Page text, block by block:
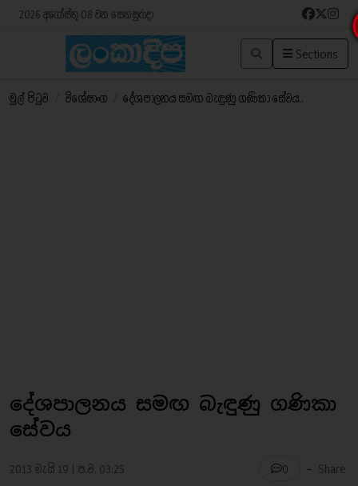
2026 අගෝස්තු 08 වන සෙනසුරාදා
Sections
මුල් පිටුව විශේෂාංග දේශපාලනය සමඟ බැඳුණු ගණිකා සේවය..
දේශපාලනය සමඟ බැඳුණු ගණිකා
සේවය
2013 මැයි 19 | ප.ව. 03:25 0 - Share